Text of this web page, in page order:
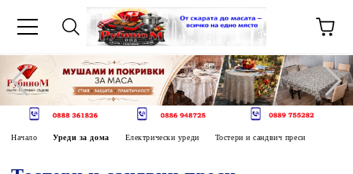
Начало Уреди за дома Електрически уреди Тостери и сандвич преси